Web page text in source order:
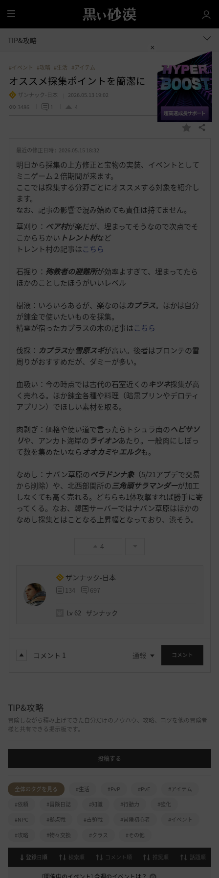
全
体
TIP&攻略
#イベント #攻略 #生活 #アイテム
オススメ採集ポイントを簡潔に
ザンナック-日本
2026.05.13 19:02
3486
1 4
お
入
共有する
最近の修正日時 : 2026.05.15 18:32
明日から採集の上方修正と宝物の実装、イベントとして
ミニゲーム２倍期間が来ます。
ここでは採集する分野ごとにオススメする対象を紹介し
ます。
なお、記事の影響で混み始めても責任は持てません。
草刈り： ベア村が楽だが、埋まってそうなので次点でそ
こからちかい トレント村など
トレント村の記事はこちら
石掘り： 殉教者の避難所が効率よすぎて、埋まってたら
ほかのことしたほうがいいレベル
樹液：いろいろあるが、楽なのはカプラス。ほかは自分
が錬金で使いたいものを採集。
精霊が宿ったカプラスの木の記事はこちら
伐採： カプラスか雪原スギが高い。後者はブロンテの雷
周りがおすすめだが、ダミーが多い。
血吸い：今の時点では古代の石室近くのキツネ採集が高
く売れる。ほか錬金各種や料理（暗黒プリンやデロティ
アプリン）でほしい素材を取る。
肉剥ぎ：価格や使い道で言ったらトシュラ南のヘビサソ
リや、アンカト海岸の ライオンあたり。一般肉にしぼっ
て数を集めたいならオオカミやエルクも。
なめし：ナバン草原のベラドンナ象（5/21アプデで交易
から削除）や、北西部関所の三角頭サラマンダーが加工
しなくても高く売れる。どちらも1体攻撃すれば勝手に寄
ってくる。なお、韓国サーバーではナバン草原はほかの
なめし採集とはことなる上昇幅となっており、渋そう。
4
ザンナック-日本
134 697
Lv 62 ザンナック
コメント 1 通報 コメント
TIP&攻略
冒険しながら積み上げてきた自分だけのノウハウ、攻略、コツを他の冒険者
様と共有できる掲示板です。
投稿する
全体のタグを見る #生活 #PvP #PvE
#アイテム
#依頼
#冒険日誌 #知識 #行動力
#強化
#NPC
#拠点戦 #占領戦 #冒険初心者
#イベント
#攻略
#物々交換 #クラス #その他
登録日順 検索順 コメント順 推奨順 話題順